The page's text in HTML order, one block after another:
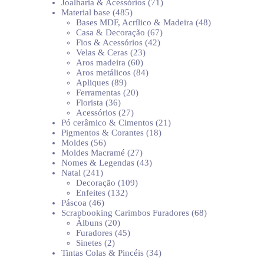
Joalharia & Acessórios 71
Material base 485485
produtos
Bases MDF, Acrílico & Madeira 4848
Casa & Decoração 6767
produtos
Fios & Acessórios 4242
Velas & Ceras 2323
produtos
Aros madeira 6060
produtos
Aros metálicos 8484
Apliques 8989
produtos
Ferramentas 2020
Florista 3636
produtos
Acessórios 2727
produtos
Pó cerâmico & Cimentos 2121
Pigmentos & Corantes 1818
Moldes 5656
produtos
Moldes Macramé 2727
produtos
Nomes & Legendas 4343
Natal 241241
produtos
Decoração 109109
Enfeites 132132
Páscoa 4646
produtos
Scrapbooking Carimbos Furadores 6868
Álbuns 2020
produtos
Furadores 4545
Sinetes 22
produtos
Tintas Colas & Pincéis 3434